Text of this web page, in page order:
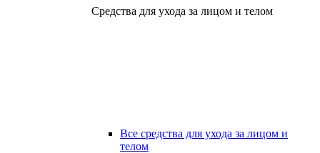
Средства для ухода за лицом и телом
Все средства для ухода за лицом и
телом